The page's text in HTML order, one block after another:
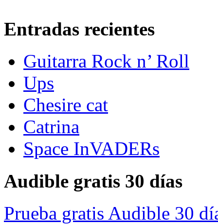
Entradas recientes
Guitarra Rock n’ Roll
Ups
Chesire cat
Catrina
Space InVADERs
Audible gratis 30 días
Prueba gratis Audible 30